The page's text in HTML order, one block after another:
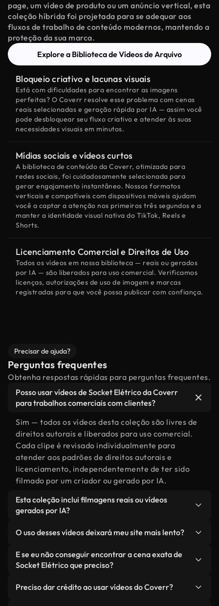
page, um vídeo de produto ou um anúncio vertical, esta
coleção híbrida foi projetada para se adequar aos
fluxos de trabalho de conteúdo modernos, mantendo a
proteção da sua marca.
Explore a Biblioteca de Vídeos de Arquivo
Bloqueio criativo e lacunas visuais
Está com dificuldades para encontrar as imagens
perfeitas? O Coverr resolve esse problema com cenas
reais selecionadas e geração rápida por IA — assim você
pode desbloquear seu fluxo criativo e atender às suas
necessidades visuais em minutos.
Mídias sociais e vídeos curtos
A biblioteca de conteúdo da Coverr, otimizada para
redes sociais, foi cuidadosamente selecionada para
gerar engajamento instantâneo. Nossos formatos
verticais e compatíveis com dispositivos móveis ajudam
você a captar a atenção nos primeiros três segundos e a
manter a identidade visual nativa do TikTok, Reels e
Shorts.
Licenciamento Comercial e Direitos de Uso
Todos os vídeos em nossa biblioteca — reais ou gerados
por IA — são liberados para uso comercial. Verificamos
licenças, autorizações de uso de imagem e marcas
registradas para que você possa publicar com confiança.
Precisar de ajuda?
Perguntas frequentes
Obtenha respostas rápidas para perguntas frequentes.
Posso usar vídeos de Socket Elétrico da Coverr
para trabalhos comerciais com clientes?
Sim — todos os vídeos desta coleção são livres de
direitos autorais e liberados para uso comercial.
Cada clipe é revisado individualmente para
atender aos padrões de direitos autorais e
licenciamento, independentemente de ter sido
filmado por um criador ou gerado por IA.
Esta coleção inclui filmagens reais ou vídeos
gerados por IA?
por filmagens reais, feitas por humanos,
relacionadas a Socket Elétrico, juntamente com
vídeos gerados por IA. Cada vídeo é claramente
identificado para que você sempre saiba o que
está usando.
O uso desses vídeos deixará meu site mais lento?
Não, se você selecionar nossas versões
otimizadas. Oferecemos formatos leves e prontos
— mantendo a alta qualidade, minimizando os
E se eu não conseguir encontrar a cena exata de
Socket Elétrico que preciso?
Coverr AI Studio. Basta descrever a cena — como
"Socket Elétrico ao pôr do sol" — e o Studio gerará
Preciso dar crédito ao usar vídeos do Coverr?